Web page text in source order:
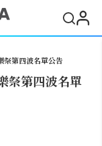
祭第四波名單公告
祭第四波名單